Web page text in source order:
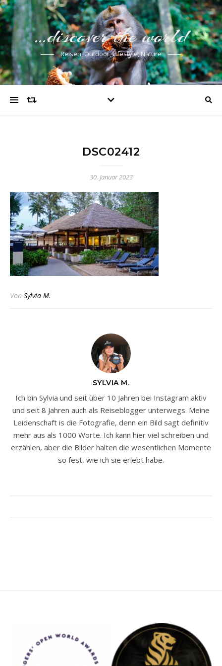
…discover the world
Reisen, Outdoor, Lifestyle, Nature
DSC02412
30. Januar 2023
Von Sylvia M.
SYLVIA M.
Ich bin Sylvia und seit über 10 Jahren bei Instagram aktiv
und seit 8 Jahren auch als Reiseblogger unterwegs. Meine
Leidenschaft is die Fotografie, denn ein Bild sagt definitiv
mehr aus als 1000 Worte. Ich kann hier viel schreiben und
erzählen, aber die Bilder halten die wesentlichen Momente
so fest, wie ich sie erlebt habe.